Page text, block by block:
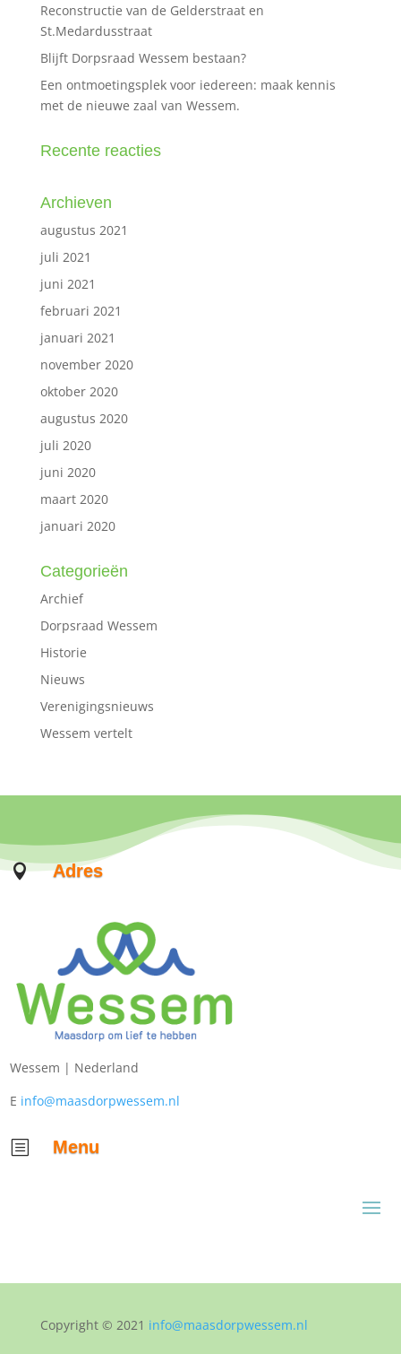
Reconstructie van de Gelderstraat en
St.Medardusstraat
Blijft Dorpsraad Wessem bestaan?
Een ontmoetingsplek voor iedereen: maak kennis
met de nieuwe zaal van Wessem.
Recente reacties
Archieven
augustus 2021
juli 2021
juni 2021
februari 2021
januari 2021
november 2020
oktober 2020
augustus 2020
juli 2020
juni 2020
maart 2020
januari 2020
Categorieën
Archief
Dorpsraad Wessem
Historie
Nieuws
Verenigingsnieuws
Wessem vertelt
 Adres
Wessem | Nederland
E info@maasdorpwessem.nl
b Menu
Copyright © 2021 info@maasdorpwessem.nl